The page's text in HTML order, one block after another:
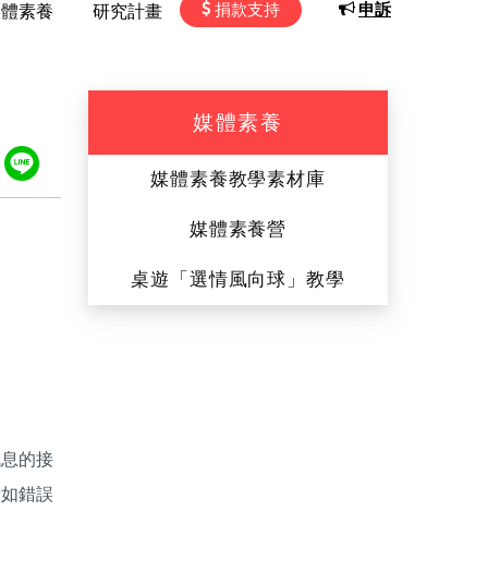
素養 研究計畫 申訴
捐款支持
Line
的接
錯誤
媒體素養
媒體素養教學素材庫
媒體素養營
桌遊「選情風向球」教學